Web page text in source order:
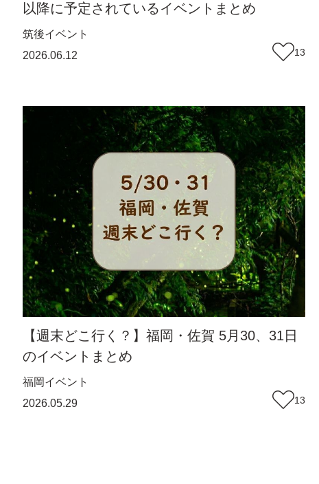
以降に予定されているイベントまとめ
筑後イベント
2026.06.12
13
【週末どこ行く？】福岡・佐賀 5月30、31日
のイベントまとめ
福岡イベント
2026.05.29
13